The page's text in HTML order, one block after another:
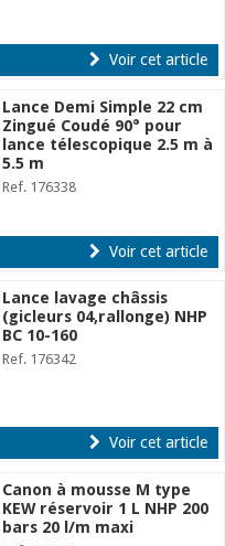
Voir cet article
Lance Demi Simple 22 cm
Zingué Coudé 90° pour
lance télescopique 2.5 m à
5.5 m
Ref. 176338
Voir cet article
Lance lavage châssis
(gicleurs 04,rallonge) NHP
BC 10-160
Ref. 176342
Voir cet article
Canon à mousse M type
KEW réservoir 1 L NHP 200
bars 20 l/m maxi